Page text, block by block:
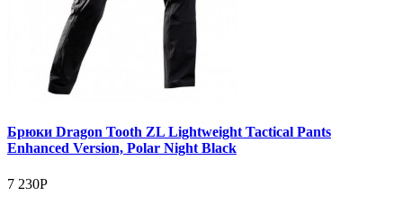
Брюки Dragon Tooth ZL Lightweight Tactical Pants
Enhanced Version, Polar Night Black
7 230Р